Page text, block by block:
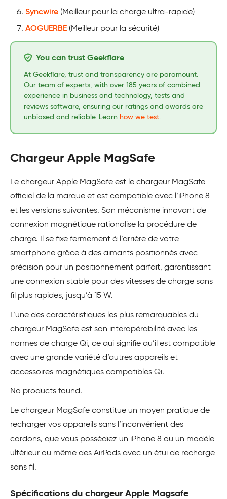
Syncwire (Meilleur pour la charge ultra-rapide)
AOGUERBE (Meilleur pour la sécurité)
You can trust Geekflare
At Geekflare, trust and transparency are paramount.
Our team of experts, with over 185 years of combined
experience in business and technology, tests and
reviews software, ensuring our ratings and awards are
unbiased and reliable. Learn how we test.
Chargeur Apple MagSafe
Le chargeur Apple MagSafe est le chargeur MagSafe
officiel de la marque et est compatible avec l’iPhone 8
et les versions suivantes. Son mécanisme innovant de
connexion magnétique rationalise la procédure de
charge. Il se fixe fermement à l’arrière de votre
smartphone grâce à des aimants positionnés avec
précision pour un positionnement parfait, garantissant
une connexion stable pour des vitesses de charge sans
fil plus rapides, jusqu’à 15 W.
L’une des caractéristiques les plus remarquables du
chargeur MagSafe est son interopérabilité avec les
normes de charge Qi, ce qui signifie qu’il est compatible
avec une grande variété d’autres appareils et
accessoires magnétiques compatibles Qi.
No products found.
Le chargeur MagSafe constitue un moyen pratique de
recharger vos appareils sans l’inconvénient des
cordons, que vous possédiez un iPhone 8 ou un modèle
ultérieur ou même des AirPods avec un étui de recharge
sans fil.
Spécifications du chargeur Apple Magsafe